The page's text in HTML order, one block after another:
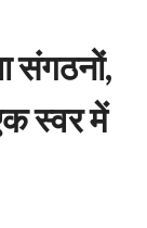
संगठनों,
स्वर में